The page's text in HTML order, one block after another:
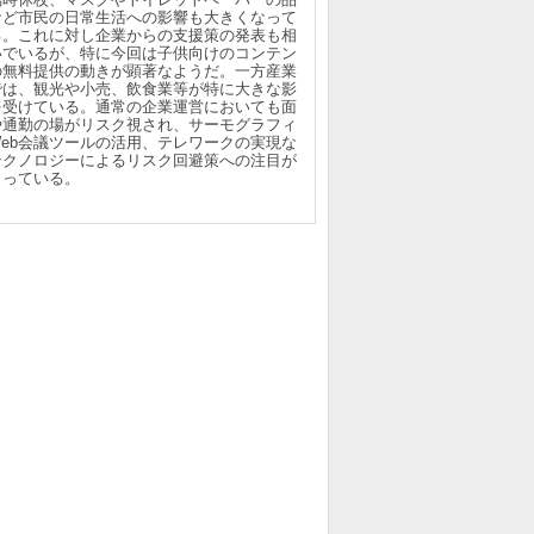
市民の日常生活への影響も大きくなって
これに対し企業からの支援策の発表も相
いるが、特に今回は子供向けのコンテン
料提供の動きが顕著なようだ。一方産業
、観光や小売、飲食業等が特に大きな影
けている。通常の企業運営においても面
勤の場がリスク視され、サーモグラフィ
会議ツールの活用、テレワークの実現な
ノロジーによるリスク回避策への注目が
ている。